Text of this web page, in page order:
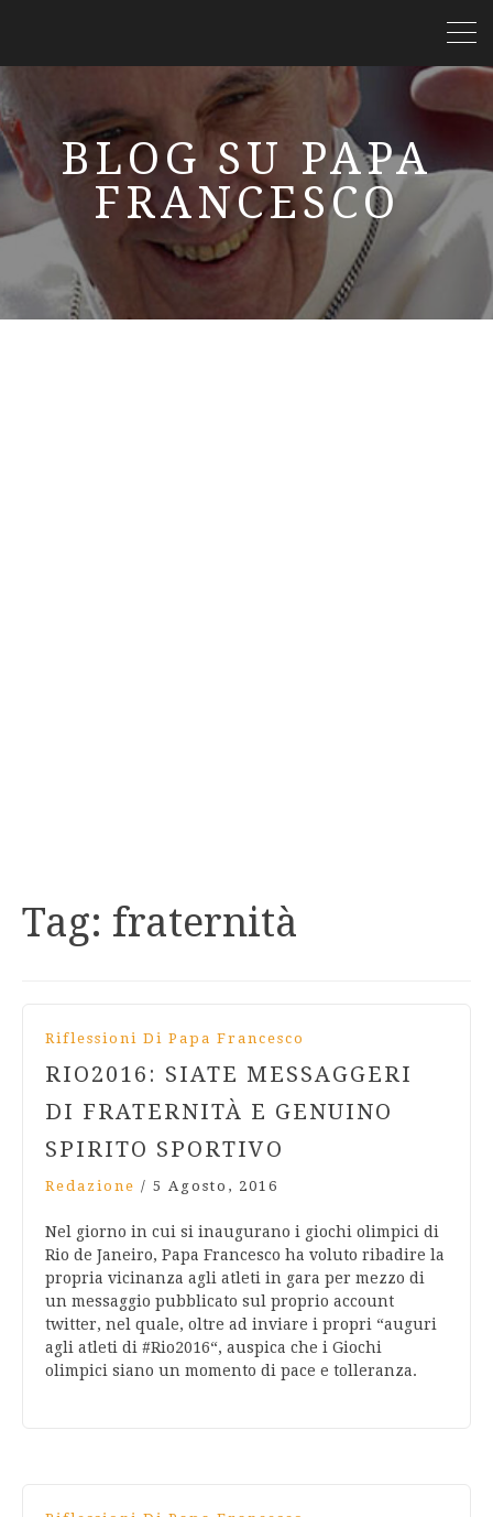
BLOG SU PAPA
FRANCESCO
Tag: fraternità
Riflessioni Di Papa Francesco
RIO2016: SIATE MESSAGGERI
DI FRATERNITÀ E GENUINO
SPIRITO SPORTIVO
Redazione / 5 Agosto, 2016
Nel giorno in cui si inaugurano i giochi olimpici di
Rio de Janeiro, Papa Francesco ha voluto ribadire la
propria vicinanza agli atleti in gara per mezzo di
un messaggio pubblicato sul proprio account
twitter, nel quale, oltre ad inviare i propri “auguri
agli atleti di #Rio2016“, auspica che i Giochi
olimpici siano un momento di pace e tolleranza.